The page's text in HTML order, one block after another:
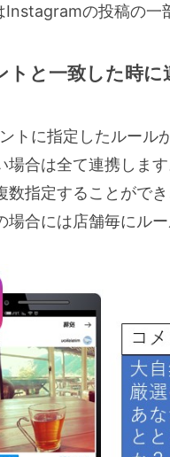
Instagramの投稿の一
トと一致した時
トに指定したルール
場合は全て連携します
数指定することがで
場合には店舗毎にル